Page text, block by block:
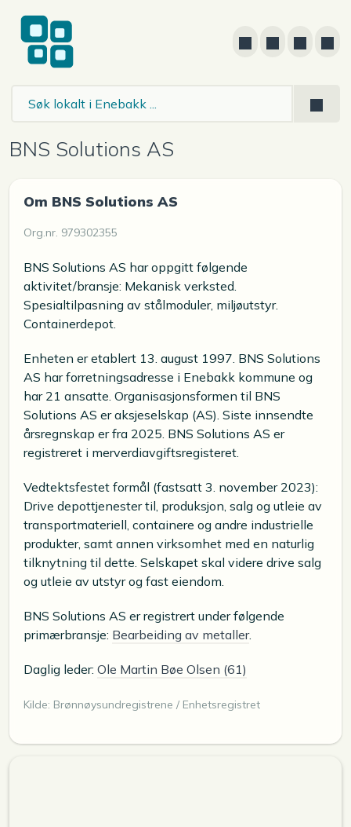
BNS Solutions AS
Om BNS Solutions AS
Org.nr. 979302355
BNS Solutions AS har oppgitt følgende
aktivitet/bransje: Mekanisk verksted.
Spesialtilpasning av stålmoduler, miljøutstyr.
Containerdepot.
Enheten er etablert 13. august 1997. BNS Solutions
AS har forretningsadresse i Enebakk kommune og
har 21 ansatte. Organisasjonsformen til BNS
Solutions AS er aksjeselskap (AS). Siste innsendte
årsregnskap er fra 2025. BNS Solutions AS er
registreret i merverdiavgiftsregisteret.
Vedtektsfestet formål (fastsatt 3. november 2023):
Drive depottjenester til, produksjon, salg og utleie av
transportmateriell, containere og andre industrielle
produkter, samt annen virksomhet med en naturlig
tilknytning til dette. Selskapet skal videre drive salg
og utleie av utstyr og fast eiendom.
BNS Solutions AS er registrert under følgende
primærbransje: Bearbeiding av metaller.
Daglig leder: Ole Martin Bøe Olsen (61)
Kilde: Brønnøysundregistrene / Enhetsregistret